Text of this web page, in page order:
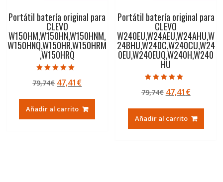
Portátil batería original para
CLEVO
W150HM,W150HN,W150HNM,
W150HNQ,W150HR,W150HRM
,W150HRQ
5.00
de 5
79,74€ El
original
era:
47,41€El
actual
es:
Añadir al carrito
Portátil batería original para
CLEVO
W240EU,W24AEU,W24AHU,W
24BHU,W240C,W240CU,W24
0EU,W240EUQ,W240H,W240
HU
5.00
de 5
79,74€ El
original
era:
47,41€El
actual
es:
Añadir al carrito